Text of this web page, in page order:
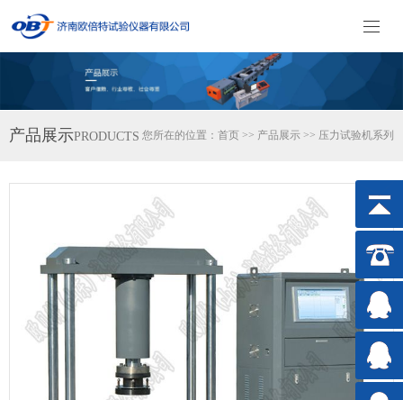
产品展示PRODUCTS 您所在的位置： 首页 >> 产品展示 >> 压力试验机系列